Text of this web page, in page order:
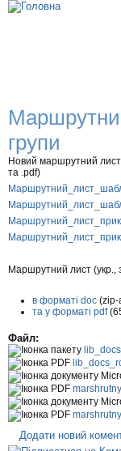
групи
Новий маршрутний
та .pdf)
Маршрутний лист (укр.,
в форматі doc (zip-
та у форматі pdf
Файл:
Додати новий